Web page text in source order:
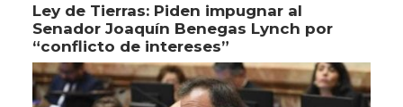
Ley de Tierras: Piden impugnar al
Senador Joaquín Benegas Lynch por
“conflicto de intereses”